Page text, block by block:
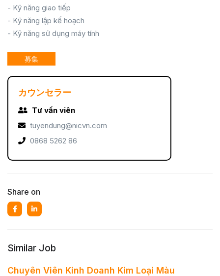
- Kỹ năng giao tiếp
- Kỹ năng lập kế hoạch
- Kỹ năng sử dụng máy tính
募集
カウンセラー
Tư vấn viên
tuyendung@nicvn.com
0868 5262 86
Share on
Similar Job
Chuyên Viên Kinh Doanh Kim Loại Màu